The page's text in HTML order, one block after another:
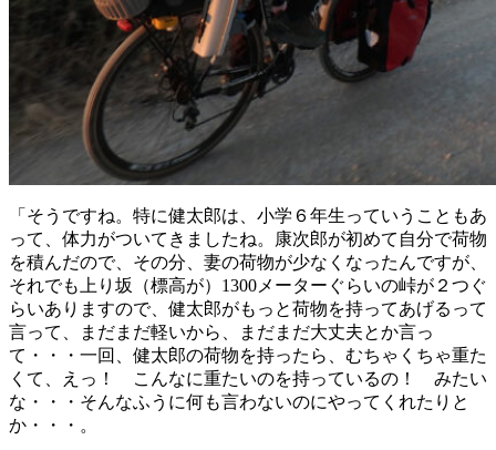
「そうですね。特に健太郎は、小学６年生っていうこともあ
って、体力がついてきましたね。康次郎が初めて自分で荷物
を積んだので、その分、妻の荷物が少なくなったんですが、
それでも上り坂（標高が）1300メーターぐらいの峠が２つぐ
らいありますので、健太郎がもっと荷物を持ってあげるって
言って、まだまだ軽いから、まだまだ大丈夫とか言っ
て・・・一回、健太郎の荷物を持ったら、むちゃくちゃ重た
くて、えっ！ こんなに重たいのを持っているの！ みたい
な・・・そんなふうに何も言わないのにやってくれたりと
か・・・。